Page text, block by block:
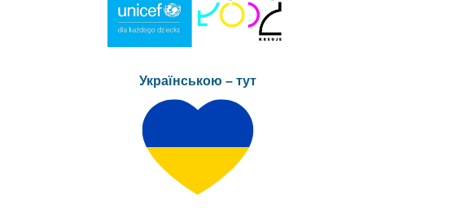
Українською – тут